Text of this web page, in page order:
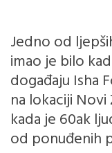
Jedno od
imao je bilo
događaju Isha
na lokaciji
kada je 60ak
od ponuđenih